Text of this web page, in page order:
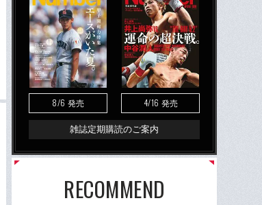
8/6 発売 4/16 発売
雑誌定期購読のご案内
RECOMMEND